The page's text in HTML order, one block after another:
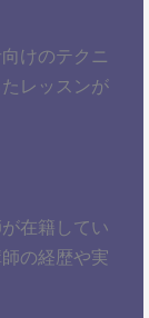
けのテクニ
レッスンが
在籍してい
の経歴や実